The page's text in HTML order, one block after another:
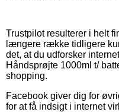
Trustpilot resulterer i helt
længere række tidligere
det, at du udforsker
Håndsprøjte 1000ml t/
shopping.
Facebook giver dig for
for at få indsigt i internet